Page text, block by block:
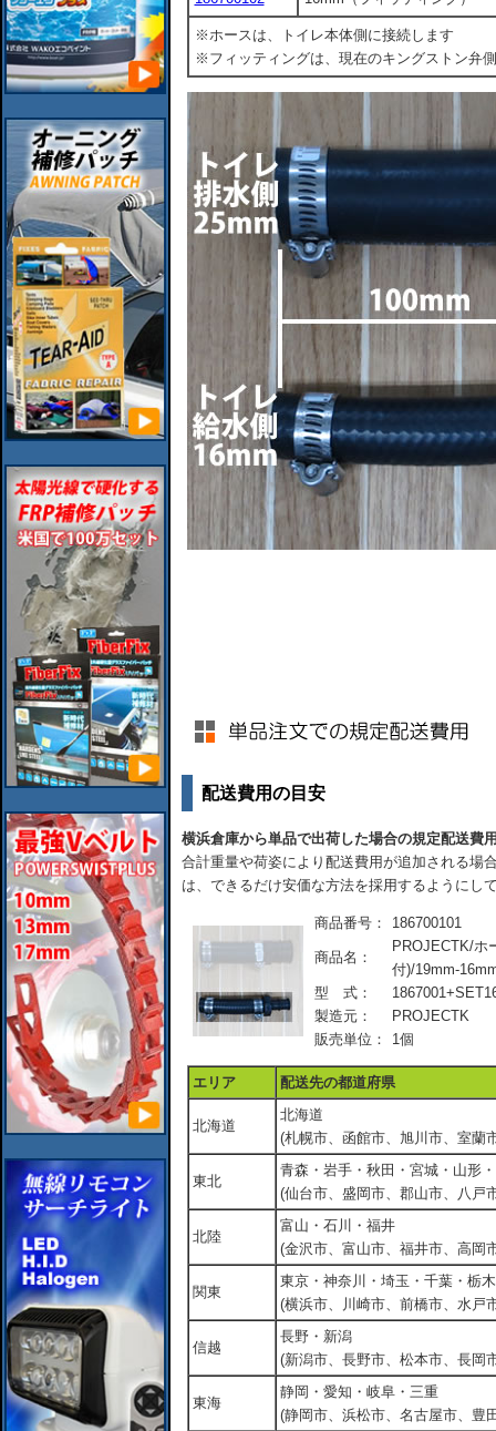
※ホースは、トイレ本体側に接続します
※フィッティングは、現在のキングストン弁
配送費用の目安
横浜倉庫から単品で出荷した場合の規定配送費
合計重量や荷姿により配送費用が追加される場
は、できるだけ安価な方法を採用するようにし
商品番号： 186700101
商品名：
PROJECTK/ホ
付)/19mm-
型 式：
製造元：
PROJECTK
販売単位：
1個
エリア 配送先の都道府県
北海道
北海道
(札幌市、函館市、旭川市、室蘭
東北
青森・岩手・秋田・宮城・山形
(仙台市、盛岡市、郡山市、八戸
北陸
富山・石川・福井
(金沢市、富山市、福井市、高岡
関東
東京・神奈川・埼玉・千葉・栃
(横浜市、川崎市、前橋市、水戸
信越
長野・新潟
(新潟市、長野市、松本市、長岡
東海
静岡・愛知・岐阜・三重
(静岡市、浜松市、名古屋市、豊